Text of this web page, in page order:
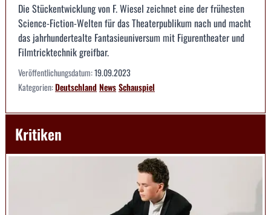
Die Stückentwicklung von F. Wiesel zeichnet eine der frühesten
Science-Fiction-Welten für das Theaterpublikum nach und macht
das jahrhundertealte Fantasieuniversum mit Figurentheater und
Filmtricktechnik greifbar.
Veröffentlichungsdatum:19.09.2023
Kategorien:DeutschlandNewsSchauspiel
Kritiken